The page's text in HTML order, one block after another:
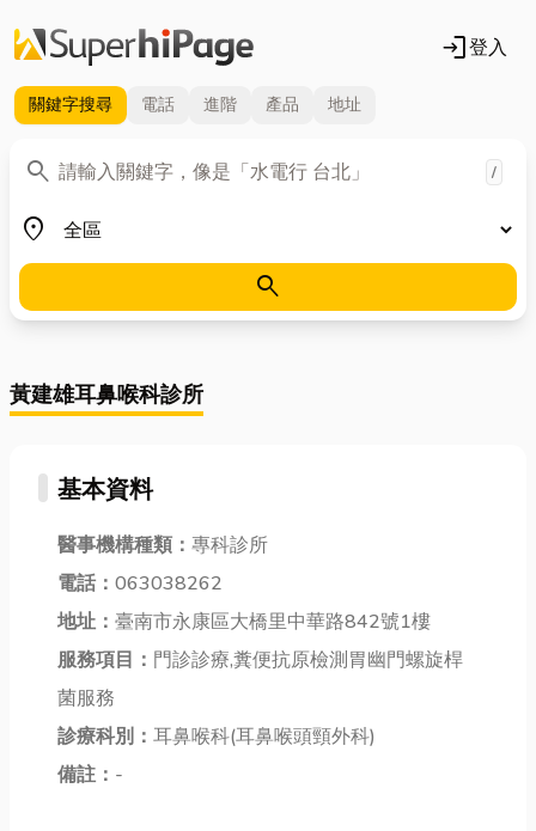
login登入
關鍵字搜尋 電話 進階 產品 地址
search
關鍵字 /
place
地區
search
黃建雄耳鼻喉科診所
基本資料
醫事機構種類： 專科診所
電話： 063038262
地址： 臺南市永康區大橋里中華路842號1樓
服務項目： 門診診療,糞便抗原檢測胃幽門螺旋桿
菌服務
診療科別： 耳鼻喉科(耳鼻喉頭頸外科)
備註： -